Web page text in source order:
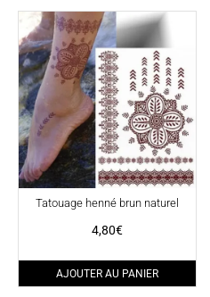
Tatouage henné brun naturel
4,80€
AJOUTER AU PANIER